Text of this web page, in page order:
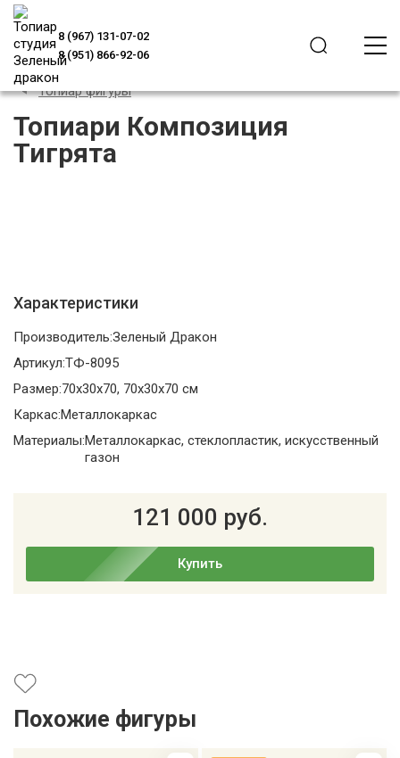
8 (967) 131-07-02
8 (951) 866-92-06
Топиар фигуры
Топиари Композиция
Тигрята
Характеристики
Производитель:Зеленый Дракон
Артикул:ТФ-8095
Размер:70x30x70, 70x30x70 см
Каркас:Металлокаркас
Материалы:Металлокаркас, стеклопластик, искусственный
газон
121 000 руб.
Купить
Похожие фигуры